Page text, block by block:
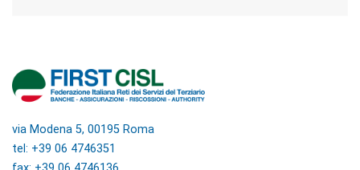
via Modena 5, 00195 Roma
tel: +39 06 4746351